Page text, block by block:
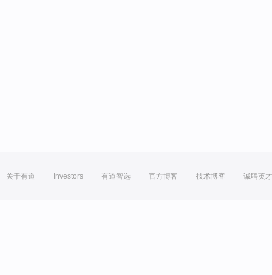
关于有道 Investors 有道智选 官方博客 技术博客 诚聘英才